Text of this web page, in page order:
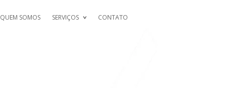
QUEM SOMOS SERVIÇOS CONTATO